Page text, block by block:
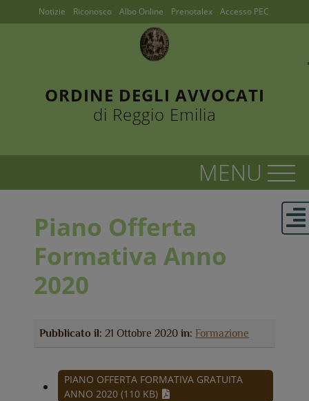
ORDINE DEGLI AVVOCATI
di Reggio Emilia
Notizie Riconosco Albo Online Prenotalex Accesso PEC
Piano Offerta
Formativa Anno
2020
Pubblicato il: 21 Ottobre 2020in: Formazione
PIANO OFFERTA FORMATIVA GRATUITA
ANNO 2020 (110 KB)